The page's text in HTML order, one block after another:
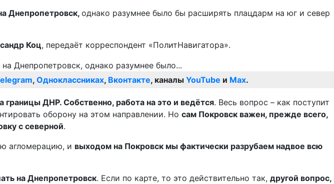
Днепропетровск, однако разумнее было бы расширять плацдарм на юг и север
Коц, передаёт корреспондент «ПолитНавигатора».
, Одноклассниках, Вконтакте, каналы YouTube и Max.
ДНР. Собственно, работа на это и ведётся. Весь вопрос – как поступит
оборону на этом направлении. Но сам Покровск важен, прежде всего,
с северной.
агломерацию, и выходом на Покровск мы фактически разрубаем надвое всю
на Днепропетровск. Если по карте, то это действительно так, другой вопрос,